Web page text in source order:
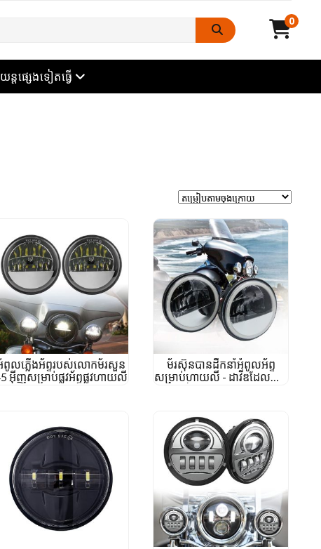
0
ក
ន្តផ្សេងទៀតធ្វើ ម៉ឺនុយបើក
ពូលភ្លើងអ័ព្ទរបស់លោកម័រសួន
អ៊ីញសម្រាប់ផ្លូវអ័ព្ទផ្លូវហាយលី
ម័រស៊ុនបានដឹកនាំអំពូលអ័ព្ទ
សម្រាប់ហាយលី - ដាវីឌដែលមាន